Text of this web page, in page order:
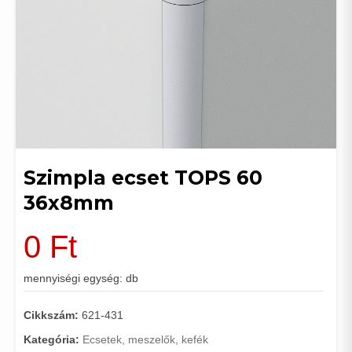
Szimpla ecset TOPS 60
36x8mm
0 Ft
mennyiségi egység: db
Cikkszám: 621-431
Kategória: Ecsetek, meszelők, kefék